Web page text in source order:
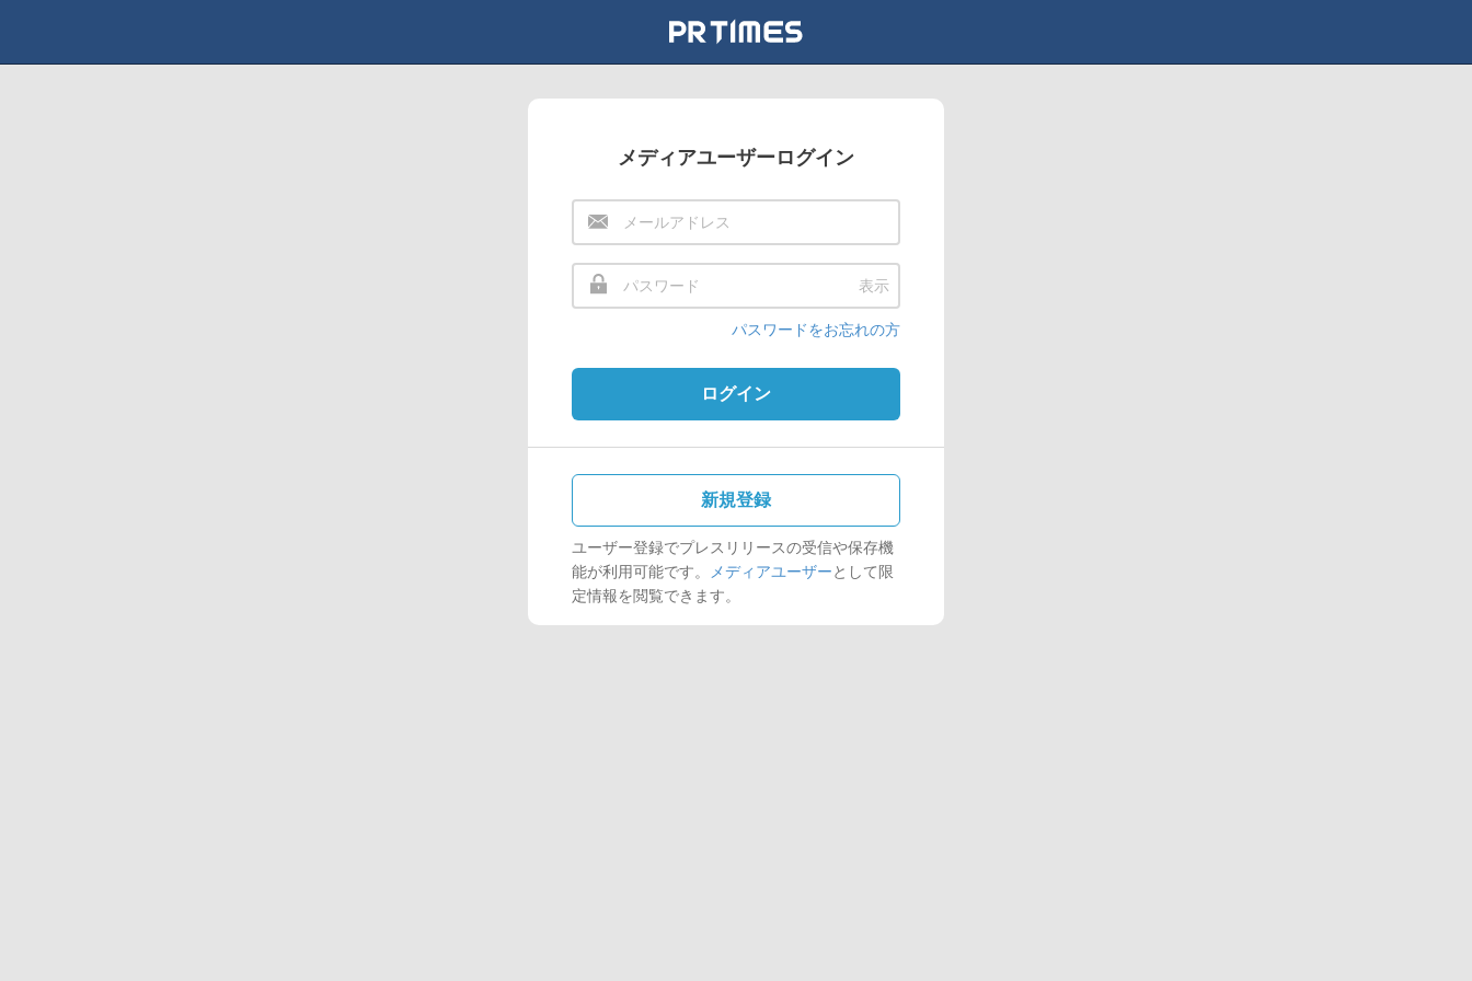
メディアユーザーログイン
表示
パスワードをお忘れの方
ログイン
新規登録
ユーザー登録でプレスリリースの受信や保存機
能が利用可能です。
メディアユーザーとして限
定情報を閲覧できます。